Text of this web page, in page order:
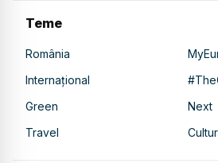
Teme
România
Internațional
Green
Next
Travel